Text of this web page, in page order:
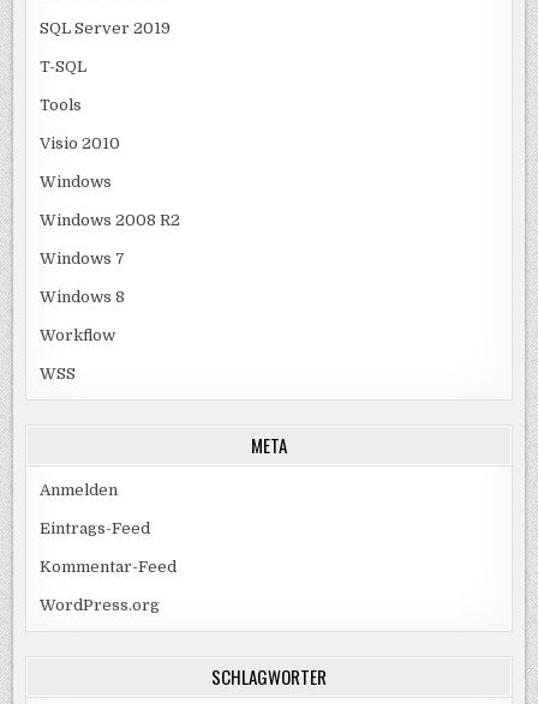
SQL Server 2019
T-SQL
Tools
Visio 2010
Windows
Windows 2008 R2
Windows 7
Windows 8
Workflow
WSS
META
Anmelden
Eintrags-Feed
Kommentar-Feed
WordPress.org
SCHLAGWÖRTER